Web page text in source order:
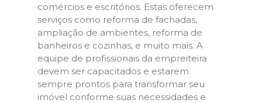
comércios e escritórios. Estas oferecem
serviços como reforma de fachadas,
ampliação de ambientes, reforma de
banheiros e cozinhas, e muito mais. A
equipe de profissionais da empreiteira
devem ser capacitados e estarem
sempre prontos para transformar seu
imóvel conforme suas necessidades e